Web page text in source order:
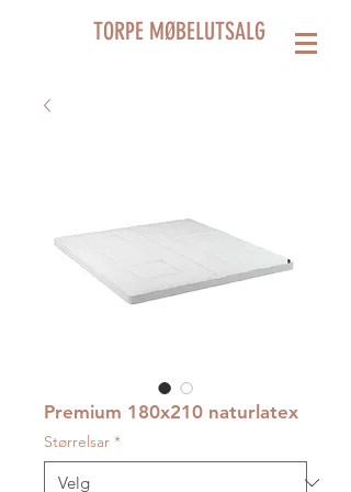
TORPE MØBELUTSALG
Premium 180x210 naturlatex
Størrelsar *